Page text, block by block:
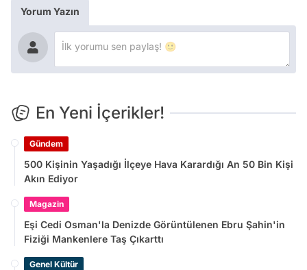
Yorum Yazın
En Yeni İçerikler!
Gündem
500 Kişinin Yaşadığı İlçeye Hava Karardığı An 50 Bin Kişi
Akın Ediyor
Magazin
Eşi Cedi Osman'la Denizde Görüntülenen Ebru Şahin'in
Fiziği Mankenlere Taş Çıkarttı
Genel Kültür